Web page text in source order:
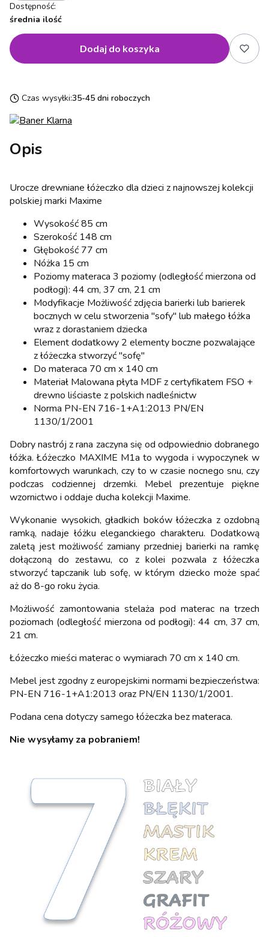
Dostępność:
średnia ilość
Dodaj do koszyka
Czas wysyłki:35-45 dni roboczych
Opis
Urocze drewniane łóżeczko dla dzieci z najnowszej kolekcji
polskiej marki Maxime
Wysokość 85 cm
Szerokość 148 cm
Głębokość 77 cm
Nóżka 15 cm
Poziomy materaca 3 poziomy (odległość mierzona od
podłogi): 44 cm, 37 cm, 21 cm
Modyfikacje Możliwość zdjęcia barierki lub barierek
bocznych w celu stworzenia "sofy" lub małego łóżka
wraz z dorastaniem dziecka
Element dodatkowy 2 elementy boczne pozwalające
z łóżeczka stworzyć "sofę"
Do materaca 70 cm x 140 cm
Materiał Malowana płyta MDF z certyfikatem FSO +
drewno liściaste z polskich nadleśnictw
Norma PN-EN 716-1+A1:2013 PN/EN
1130/1/2001
Dobry nastrój z rana zaczyna się od odpowiednio dobranego
łóżka. Łóżeczko MAXIME M1a to wygoda i wypoczynek w
komfortowych warunkach, czy to w czasie nocnego snu, czy
podczas codziennej drzemki. Mebel prezentuje piękne
wzornictwo i oddaje ducha kolekcji Maxime.
Wykonanie wysokich, gładkich boków łóżeczka z ozdobną
ramką, nadaje łóżku eleganckiego charakteru. Dodatkową
zaletą jest możliwość zamiany przedniej barierki na ramkę
dołączoną do zestawu, co z kolei pozwala z łóżeczka
stworzyć tapczanik lub sofę, w którym dziecko może spać
aż do 8-go roku życia.
Możliwość zamontowania stelaża pod materac na trzech
poziomach (odległość mierzona od podłogi): 44 cm, 37 cm,
21 cm.
Łóżeczko mieści materac o wymiarach 70 cm x 140 cm.
Mebel jest zgodny z europejskimi normami bezpieczeństwa:
PN-EN 716-1+A1:2013 oraz PN/EN 1130/1/2001.
Podana cena dotyczy samego łóżeczka bez materaca.
Nie wysyłamy za pobraniem!